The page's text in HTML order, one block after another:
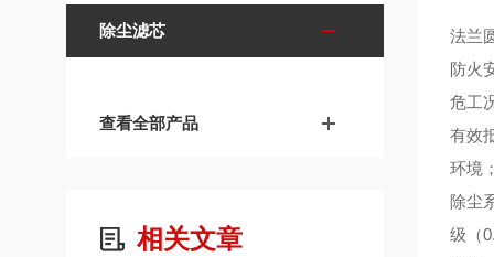
除尘滤芯
查看全部产品
相关文章
法兰
防火
危工
有效
环境
除尘
级（